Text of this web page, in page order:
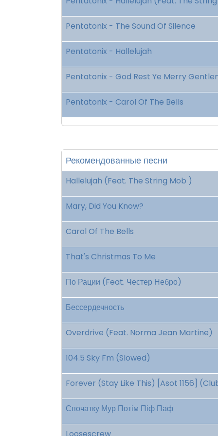
Pentatonix - The Sound Of Silence
Pentatonix - Hallelujah
Pentatonix - God Rest Ye Merry
Pentatonix - Carol Of The Bells
Рекомендованные песни
Hallelujah (Feat. The String Mob )
Mary, Did You Know?
Carol Of The Bells
That's Christmas To Me
По Рации (Feat. Честер Небро)
Бессердечность
Overdrive (Feat. Norma Jean Martine)
104.5 Sky Fm (Slowed)
Forever (Stay Like This) [Asot 1156]
Спочатку Мур Потім Піф Паф